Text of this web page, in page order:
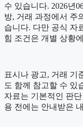
수 있습니다. 2026년
방, 거래 과정에서 주
습니다. 다만 공식 자
힘 조건은 개별 상황
표시나 광고, 거래 기
도 함께 참고할 수 있
자료는 기본적인 판
용 전에는 안내받은